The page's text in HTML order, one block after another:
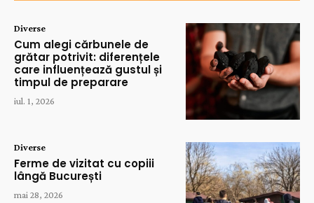
Diverse
Cum alegi cărbunele de
grătar potrivit: diferențele
care influențează gustul și
timpul de preparare
iul. 1, 2026
Diverse
Ferme de vizitat cu copiii
lângă București
mai 28, 2026